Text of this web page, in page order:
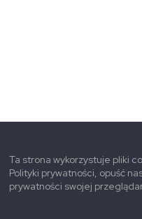
Ta strona wykorzystuje pliki
Polityki prywatności, opuść
prywatności swojej